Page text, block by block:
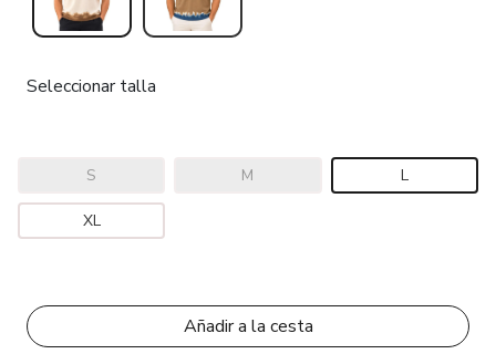
Seleccionar talla
S M L
XL